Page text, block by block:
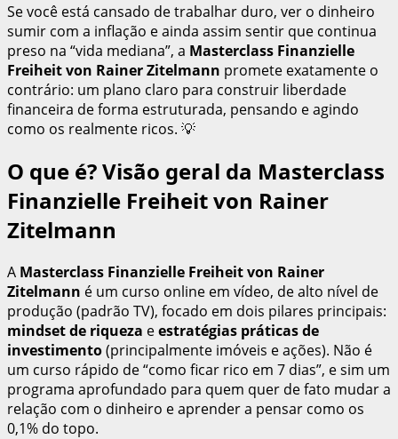
Se você está cansado de trabalhar duro, ver o dinheiro
sumir com a inflação e ainda assim sentir que continua
preso na “vida mediana”, a Masterclass Finanzielle
Freiheit von Rainer Zitelmann promete exatamente o
contrário: um plano claro para construir liberdade
financeira de forma estruturada, pensando e agindo
como os realmente ricos. 💡
O que é? Visão geral da Masterclass
Finanzielle Freiheit von Rainer
Zitelmann
A Masterclass Finanzielle Freiheit von Rainer
Zitelmann é um curso online em vídeo, de alto nível de
produção (padrão TV), focado em dois pilares principais:
mindset de riqueza eestratégias práticas de
investimento(principalmente imóveis e ações). Não é
um curso rápido de “como ficar rico em 7 dias”, e sim um
programa aprofundado para quem quer de fato mudar a
relação com o dinheiro e aprender a pensar como os
0,1% do topo.